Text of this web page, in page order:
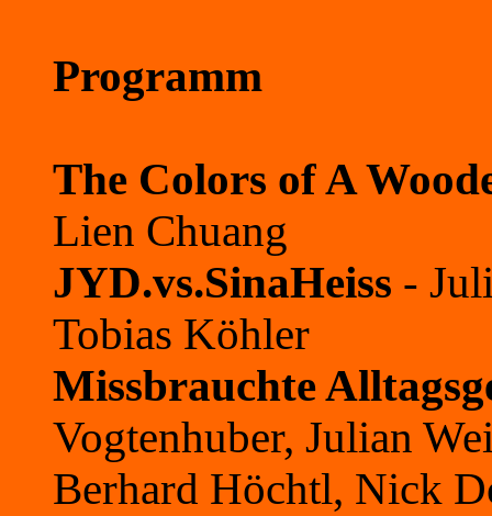
Programm
The Colors of A
Lien Chuang
JYD.vs.SinaHeiss -
Tobias Köhler
Missbrauchte
Vogtenhuber, Julian
Berhard Höchtl, Nick